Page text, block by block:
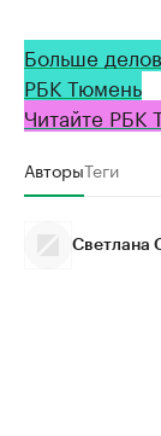
Больше
РБК Тюмень
Читайте РБК
АвторыТеги
Светлана